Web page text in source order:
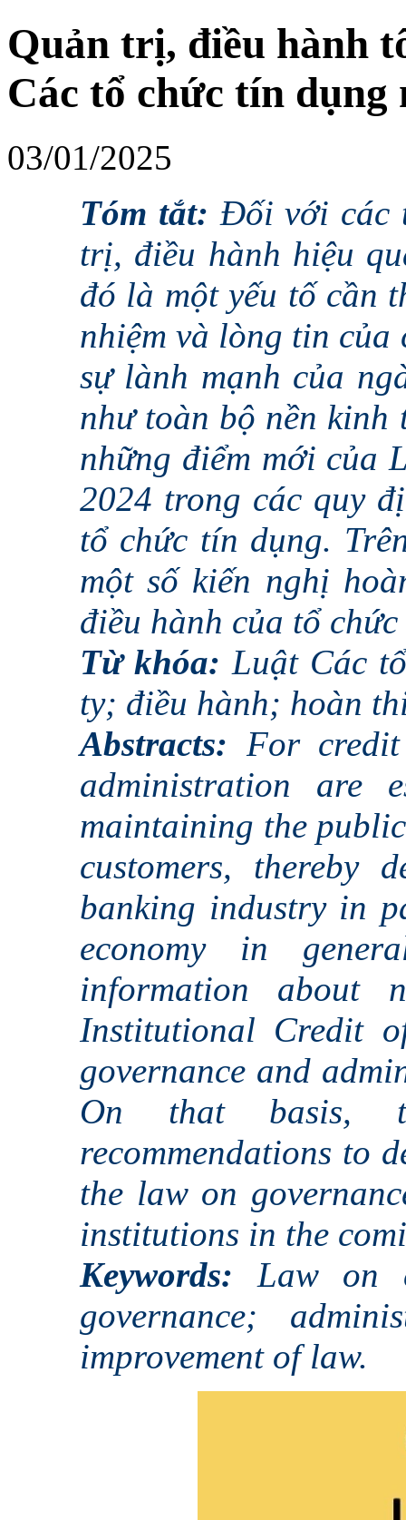
Quản trị, điều hành
Các tổ chức tín dụng
03/01/2025
Tóm tắt: Đối với các
trị, điều hành hiệu
đó là một yếu tố cần
nhiệm và lòng tin của
sự lành mạnh của
như toàn bộ nền
những điểm mới của
2024 trong các quy
tổ chức tín dụng.
một số kiến nghị
điều hành của tổ
Từ khóa:Luật Các
ty; điều hành; hoàn
Abstracts: For
administration are
maintaining the
customers, thereby
banking industry in
economy in
information about
Institutional Credit
governance and
On that basis,
recommendations to
the law on
institutions in the
Keywords: Law on
governance;
improvement of law.